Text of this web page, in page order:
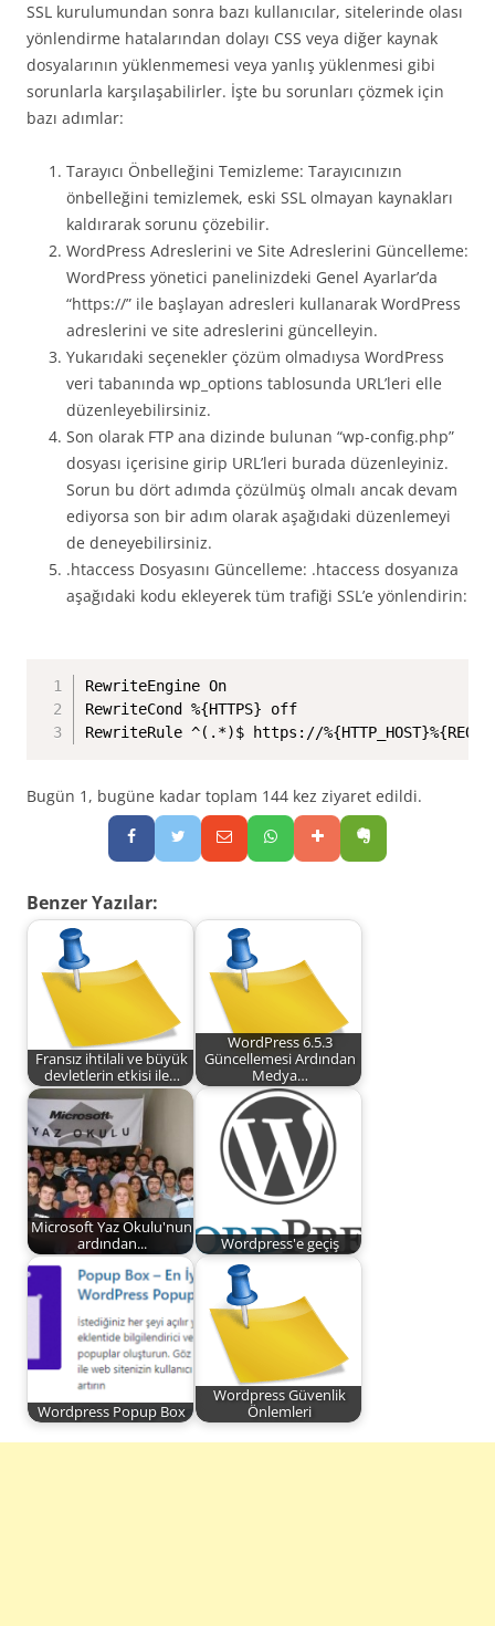
SSL kurulumundan sonra bazı kullanıcılar, sitelerinde olası
yönlendirme hatalarından dolayı CSS veya diğer kaynak
dosyalarının yüklenmemesi veya yanlış yüklenmesi gibi
sorunlarla karşılaşabilirler. İşte bu sorunları çözmek için
bazı adımlar:
Tarayıcı Önbelleğini Temizleme: Tarayıcınızın
önbelleğini temizlemek, eski SSL olmayan kaynakları
kaldırarak sorunu çözebilir.
WordPress Adreslerini ve Site Adreslerini Güncelleme:
WordPress yönetici panelinizdeki Genel Ayarlar’da
“https://” ile başlayan adresleri kullanarak WordPress
adreslerini ve site adreslerini güncelleyin.
Yukarıdaki seçenekler çözüm olmadıysa WordPress
veri tabanında wp_options tablosunda URL’leri elle
düzenleyebilirsiniz.
Son olarak FTP ana dizinde bulunan “wp-config.php”
dosyası içerisine girip URL’leri burada düzenleyiniz.
Sorun bu dört adımda çözülmüş olmalı ancak devam
ediyorsa son bir adım olarak aşağıdaki düzenlemeyi
de deneyebilirsiniz.
.htaccess Dosyasını Güncelleme: .htaccess dosyanıza
aşağıdaki kodu ekleyerek tüm trafiği SSL’e yönlendirin:
RewriteEngine On
RewriteCond %{HTTPS} off
RewriteRule ^(.*)$ https://
Bugün 1, bugüne kadar toplam 144 kez ziyaret edildi.
Benzer Yazılar:
Fransız ihtilali ve büyük
devletlerin etkisi ile…
WordPress 6.5.3
Güncellemesi Ardından
Medya…
Microsoft Yaz Okulu'nun
ardından...
Wordpress'e geçiş
Wordpress Popup Box
Wordpress Güvenlik
Önlemleri